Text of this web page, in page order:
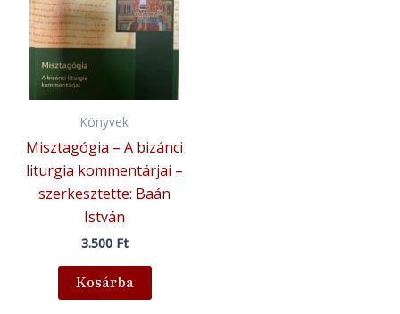
Könyvek
Misztagógia – A bizánci
liturgia kommentárjai –
szerkesztette: Baán
István
3.500 Ft
Kosárba